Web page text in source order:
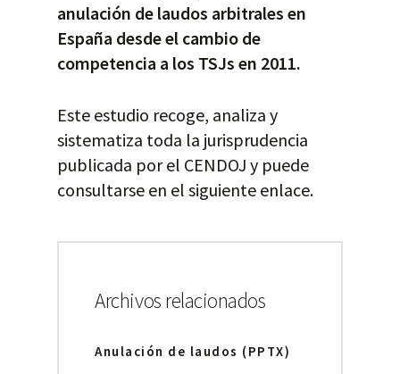
anulación de laudos arbitrales en
España desde el cambio de
competencia a los TSJs en 2011.
Este estudio recoge, analiza y
sistematiza toda la jurisprudencia
publicada por el CENDOJ y puede
consultarse en el siguiente enlace.
Archivos relacionados
Anulación de laudos (PPTX)